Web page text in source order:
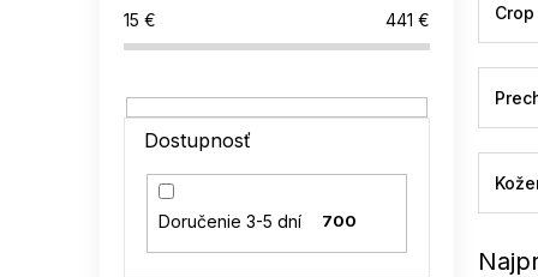
15 € 441 €
Dostupnosť
Doručenie 3-5 dní 700
Crop